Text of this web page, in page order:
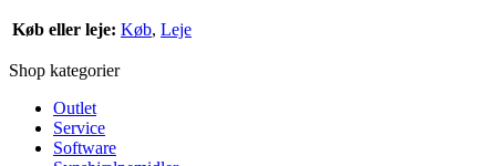
Køb eller leje: Køb, Leje
Shop kategorier
Outlet
Service
Software